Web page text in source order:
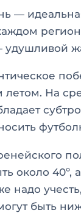
—
удушливой
летом. На
около 40º,
надо
быть